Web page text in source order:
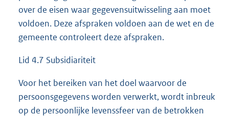
over de eisen waar gegevensuitwisseling aan moet
voldoen. Deze afspraken voldoen aan de wet en de
gemeente controleert deze afspraken.
Lid 4.7 Subsidiariteit
Voor het bereiken van het doel waarvoor de
persoonsgegevens worden verwerkt, wordt inbreuk
op de persoonlijke levenssfeer van de betrokken